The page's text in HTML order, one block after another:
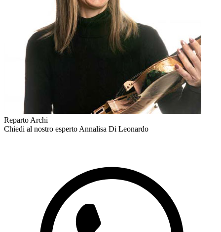
Reparto Archi
Chiedi al nostro espertoAnnalisa Di Leonardo